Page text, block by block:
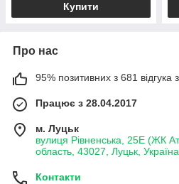
Купити
Про нас
95% позитивних з 681 відгука
Працює з 28.04.2017
м. Луцьк
вулиця Рівненська, 25Е (ЖК
область, 43027, Луцьк, Україна
Контакти